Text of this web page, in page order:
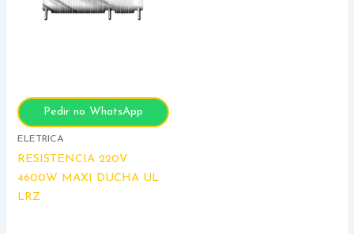
Pedir no WhatsApp
ELETRICA
RESISTENCIA 220V
4600W MAXI DUCHA UL
LRZ